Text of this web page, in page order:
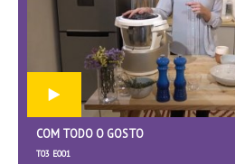
COM TODO O GOSTO
T03 E001